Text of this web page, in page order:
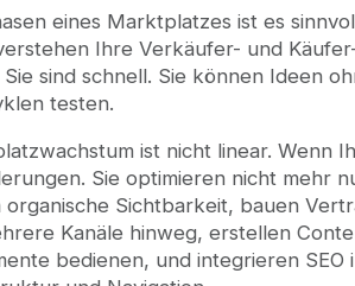
eines Marktplatzes ist es
Ihre Verkäufer- und
sind schnell. Sie können Ideen
testen.
ist nicht linear. Wenn
Sie optimieren nicht mehr
Sichtbarkeit, bauen
Kanäle hinweg, erstellen
bedienen, und integrieren